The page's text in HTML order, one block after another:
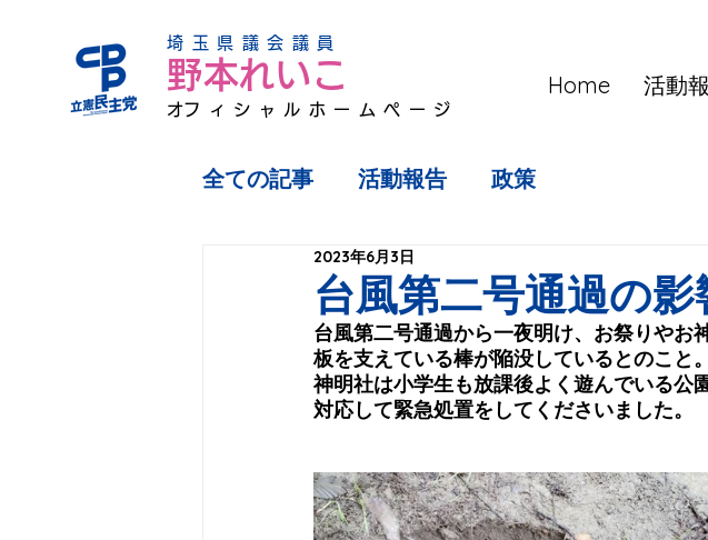
埼玉県議会議員
​オフィシャルホームページ
野本れいこ Home 活動
全ての記事 活動報告 政策
台風第二号通過の影
2023年6月3日
台風第二号通過から一夜明け、お祭りやお
板を支えている棒が陥没しているとのこと。
神明社は小学生も放課後よく遊んでいる公
対応して緊急処置をしてくださいました。